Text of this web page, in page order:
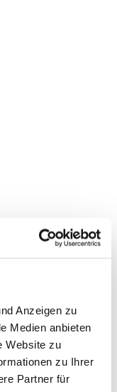
Anzeigen zu
Medien anbieten
Website zu
zu Ihrer
Partner für